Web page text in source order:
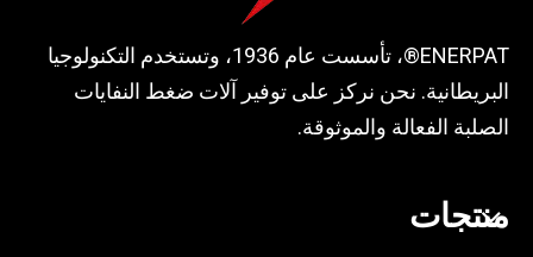
ENERPAT®، تأسست عام 1936، وتستخدم التكنولوجيا
البريطانية. نحن نركز على توفير آلات ضغط النفايات
الصلبة الفعالة والموثوقة.
منتجات